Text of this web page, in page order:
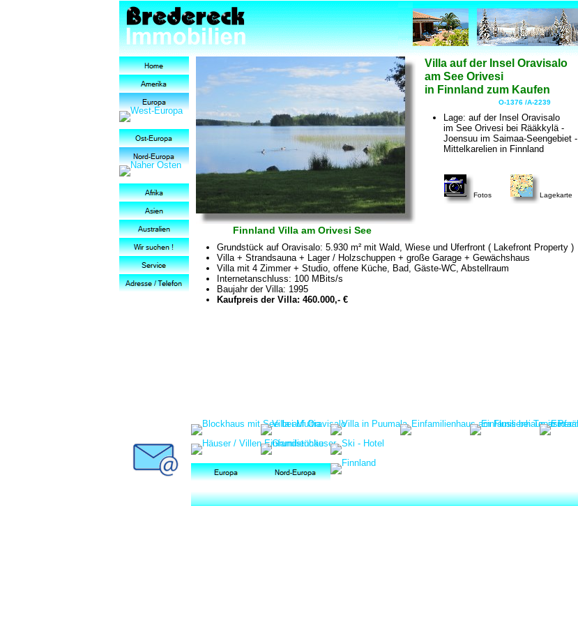
Villa auf der Insel Oravisalo
am See Orivesi
in Finnland zum Kaufen
O-1376 /A-2239
Lage: auf der Insel Oravisalo
im See Orivesi bei Rääkkylä -
Joensuu im Saimaa-Seengebiet -
Mittelkarelien in Finnland
Fotos Lagekarte
Grundstück auf Oravisalo: 5.930 m² mit Wald, Wiese und Uferfront ( Lakefront Property )
Villa + Strandsauna + Lager / Holzschuppen + große Garage + Gewächshaus
Villa mit 4 Zimmer + Studio, offene Küche, Bad, Gäste-WC, Abstellraum
Internetanschluss: 100 MBits/s
Baujahr der Villa: 1995
Kaufpreis der Villa: 460.000,- €
Finnland Villa am Orivesi See